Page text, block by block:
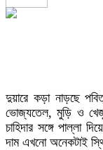
দুয়ারে কড়া নাড়ছে
ভোজ্যতেল, মুড়ি ও
চাহিদার সঙ্গে পাল্লা
দাম এখনো অনেকটাই